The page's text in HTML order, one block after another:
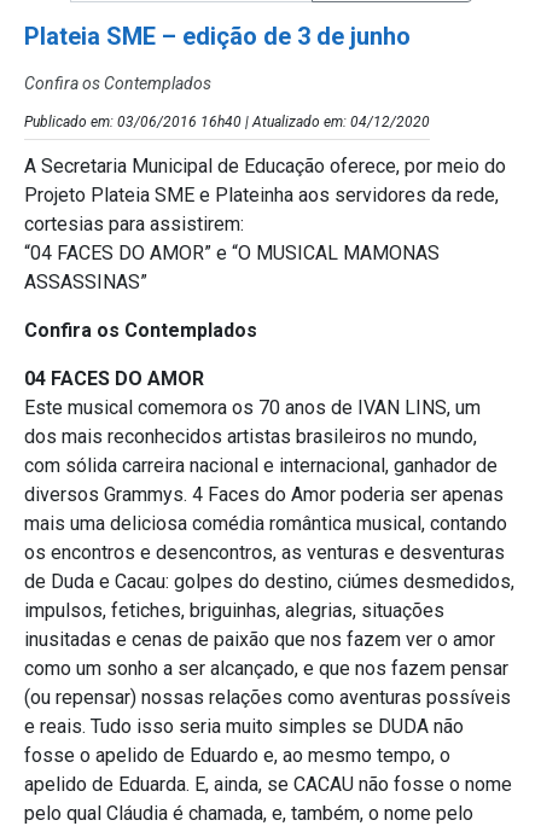
Plateia SME – edição de 3 de junho
Confira os Contemplados
Publicado em: 03/06/2016 16h40 | Atualizado em: 04/12/2020
A Secretaria Municipal de Educação oferece, por meio do
Projeto Plateia SME e Plateinha aos servidores da rede,
cortesias para assistirem:
“04 FACES DO AMOR” e “O MUSICAL MAMONAS
ASSASSINAS”
Confira os Contemplados
04 FACES DO AMOR
Este musical comemora os 70 anos de IVAN LINS, um
dos mais reconhecidos artistas brasileiros no mundo,
com sólida carreira nacional e internacional, ganhador de
diversos Grammys. 4 Faces do Amor poderia ser apenas
mais uma deliciosa comédia romântica musical, contando
os encontros e desencontros, as venturas e desventuras
de Duda e Cacau: golpes do destino, ciúmes desmedidos,
impulsos, fetiches, briguinhas, alegrias, situações
inusitadas e cenas de paixão que nos fazem ver o amor
como um sonho a ser alcançado, e que nos fazem pensar
(ou repensar) nossas relações como aventuras possíveis
e reais. Tudo isso seria muito simples se DUDA não
fosse o apelido de Eduardo e, ao mesmo tempo, o
apelido de Eduarda. E, ainda, se CACAU não fosse o nome
pelo qual Cláudia é chamada, e, também, o nome pelo